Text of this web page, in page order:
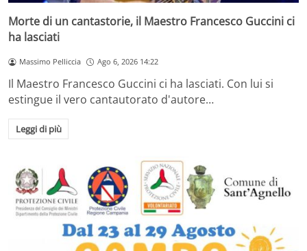
Morte di un cantastorie, il Maestro Francesco Guccini ci
ha lasciati
Massimo Pelliccia Ago 6, 2026 14:22
Il Maestro Francesco Guccini ci ha lasciati. Con lui si
estingue il vero cantautorato d'autore…
Leggi di più